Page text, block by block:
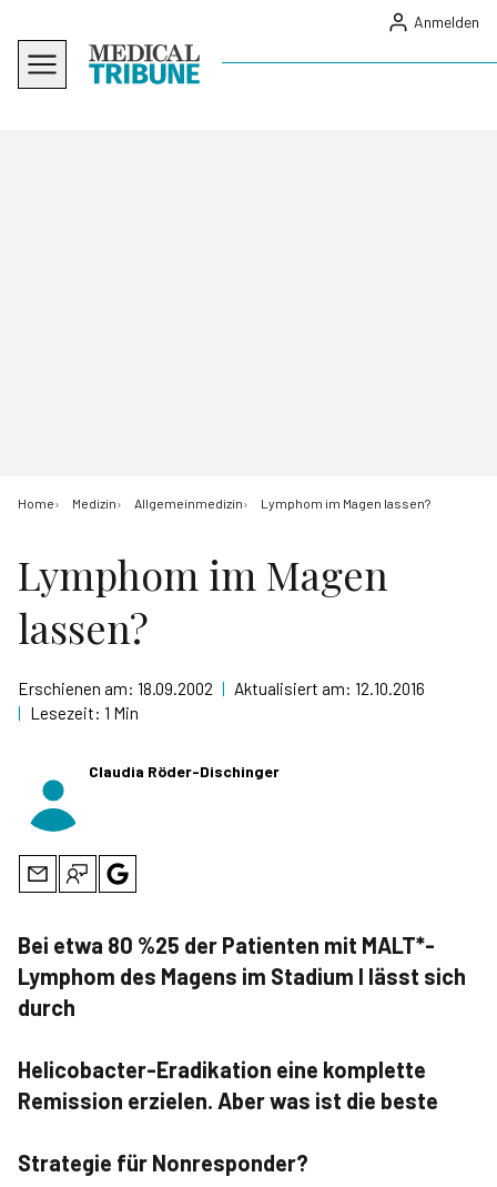
Anmelden
Home Medizin Allgemeinmedizin Lymphom im Magen lassen?
Lymphom im Magen
lassen?
Erschienen am: 18.09.2002 | Aktualisiert am: 12.10.2016
| Lesezeit: 1 Min
Claudia Röder-Dischinger
Bei etwa 80 %25 der Patienten mit MALT*-
Lymphom des Magens im Stadium I lässt sich
durch
Helicobacter-Eradikation eine komplette
Remission erzielen. Aber was ist die beste
Strategie für Nonresponder?